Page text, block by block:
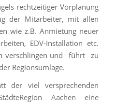
rechtzeitiger Vorplanung
der Mitarbeiter, mit allen
wie z.B. Anmietung neuer
EDV-Installation etc.
verschlingen und führt zu
Regionsumlage.
der viel versprechenden
Aachen eine